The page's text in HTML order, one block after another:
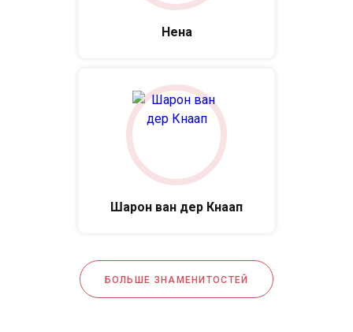
Нена
Шарон ван дер Кнаап
БОЛЬШЕ ЗНАМЕНИТОСТЕЙ